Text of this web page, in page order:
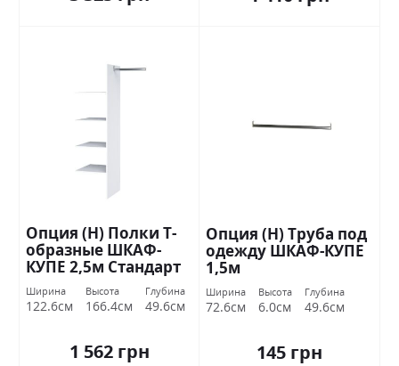
Опция (Н) Полки Т-
образные ШКАФ-
КУПЕ 2,5м Стандарт
Ширина
122.6см
Высота
166.4см
Глубина
49.6см
1 562 грн
Опция (Н) Труба под
одежду ШКАФ-КУПЕ
1,5м
Ширина
72.6см
Высота
6.0см
Глубина
49.6см
145 грн